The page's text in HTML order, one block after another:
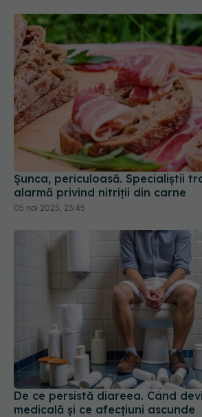
Șunca, periculoasă. Specialiștii
alarmă privind nitriții din carne
05 noi 2025, 23:45
De ce persistă diareea. Când
medicală și ce afecțiuni ascunde